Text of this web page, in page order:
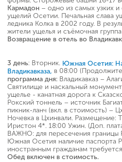
Кармадон – одно из самых узких
ущелий Осетии. Печальная слава
ледника Колка в 2002 году. В
жители ущелья и съёмочная
Возвращение в отель во
3 день: Вторник. Южная Осетия:
Владикавказа, в 08:00
программа дня: Владикавказ –
Святилище и наскальный
ущелье - канатная дорога к
Рокский тоннель – источник
пикник-ланч (вкл. в стоимость) –
Ночевка в Цхинвали. Размещение:
Иристон 4*. 18:00 Ужин. (Доп.
ВАЖНО: для пересечения границы
Южная Осетия наличие паспорта
иностранным гражданам
Обед включен в стоимость.